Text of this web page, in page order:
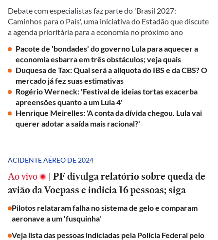
Debate com especialistas faz parte do 'Brasil 2027:
Caminhos para o País', uma iniciativa do Estadão que discute
a agenda prioritária para a economia no próximo ano
Pacote de 'bondades' do governo Lula para aquecer a
economia esbarra em três obstáculos; veja quais
Duquesa de Tax: Qual será a alíquota do IBS e da CBS? O
mercado já fez suas estimativas
Rogério Werneck: 'Festival de ideias tortas exacerba
apreensões quanto a um Lula 4'
Henrique Meirelles: 'A conta da dívida chegou. Lula vai
querer adotar a saída mais racional?'
ACIDENTE AÉREO DE 2024
Ao vivo | PF divulga relatório sobre queda de
avião da Voepass e indicia 16 pessoas; siga
Pilotos relataram falha no sistema de gelo e comparam
aeronave a um 'fusquinha'
Veja lista das pessoas indiciadas pela Polícia Federal pelo